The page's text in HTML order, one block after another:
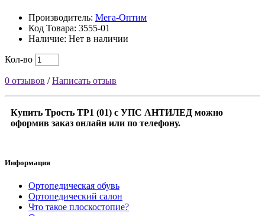
Производитель: Мега-Оптим
Код Товара: 3555-01
Наличие: Нет в наличии
Кол-во
0 отзывов /Написать отзыв
Купить Трость ТР1 (01) с УПС АНТИЛЕД можно
оформив заказ онлайн или по телефону.
Информация
Ортопедическая обувь
Ортопедический салон
Что такое плоскостопие?